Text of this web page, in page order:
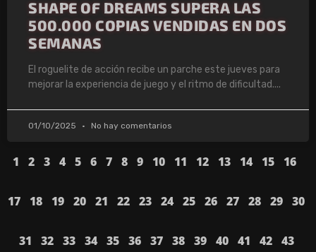
SHAPE OF DREAMS SUPERA LAS
500.000 COPIAS VENDIDAS EN DOS
SEMANAS
El roguelite de acción recibe un parche este jueves para
mejorar la experiencia de juego y el ritmo de dificultad.
01/10/2025 No hay comentarios
1 2 3 4 5 6 7 8 9 10 11 12 13 14 15 16
17 18 19 20 21 22 23 24 25 26 27 28 29 30
31 32 33 34 35 36 37 38 39 40 41 42 43